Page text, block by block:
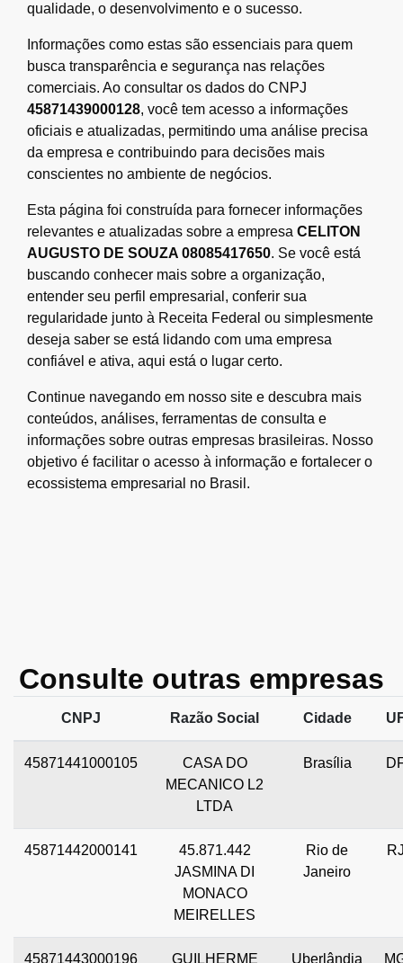
qualidade, o desenvolvimento e o sucesso.
Informações como estas são essenciais para quem
busca transparência e segurança nas relações
comerciais. Ao consultar os dados do CNPJ
45871439000128, você tem acesso a informações
oficiais e atualizadas, permitindo uma análise precisa
da empresa e contribuindo para decisões mais
conscientes no ambiente de negócios.
Esta página foi construída para fornecer informações
relevantes e atualizadas sobre a empresa CELITON
AUGUSTO DE SOUZA 08085417650. Se você está
buscando conhecer mais sobre a organização,
entender seu perfil empresarial, conferir sua
regularidade junto à Receita Federal ou simplesmente
deseja saber se está lidando com uma empresa
confiável e ativa, aqui está o lugar certo.
Continue navegando em nosso site e descubra mais
conteúdos, análises, ferramentas de consulta e
informações sobre outras empresas brasileiras. Nosso
objetivo é facilitar o acesso à informação e fortalecer o
ecossistema empresarial no Brasil.
Consulte outras empresas
CNPJ Razão Social Cidade
45871441000105
CASA DO
MECANICO L2
LTDA
Brasília
45871442000141
45.871.442
JASMINA DI
MONACO
MEIRELLES
Rio de
Janeiro
45871443000196
GUILHERME
Uberlândia